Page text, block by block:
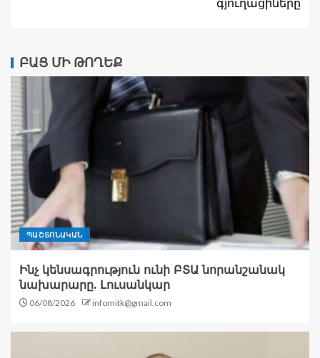
ԲԱՑ ՄԻ ԹՈՂԵՔ
ՊԱՇՏՈՆԱԿԱՆ
Ինչ կենսագրություն ունի ԲՏԱ նորանշանակ
նախարարը. Լուսանկար
06/08/2026 infomitk@gmail.com